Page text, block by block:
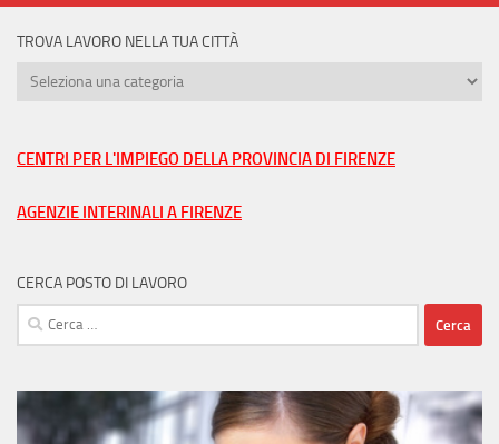
TROVA LAVORO NELLA TUA CITTÀ
Trova
tua
CENTRI PER L'IMPIEGO DELLA PROVINCIA DI FIRENZE
AGENZIE INTERINALI A FIRENZE
CERCA POSTO DI LAVORO
Ricerca
per: